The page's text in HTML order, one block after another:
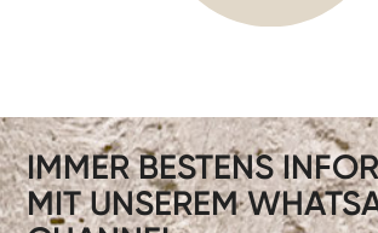
IMMER BESTENS
MIT UNSEREM